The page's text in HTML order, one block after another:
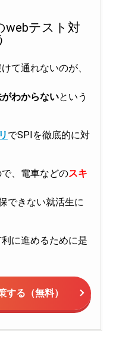
webテスト対
て通れないのが、
わからないという
でSPIを徹底的に対
、電車などのスキ
できない就活生に
に進めるために是
する（無料）